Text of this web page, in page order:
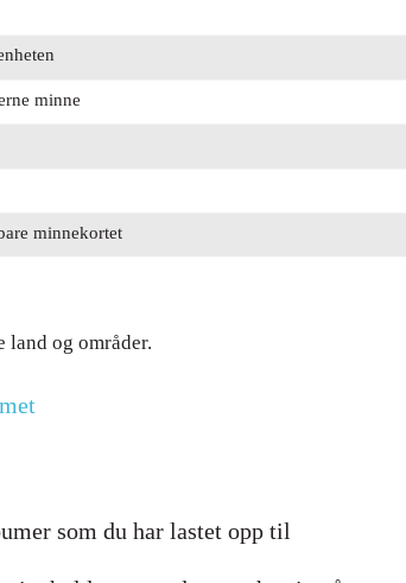
minne
minnekortet
og områder.
som du har lastet opp til